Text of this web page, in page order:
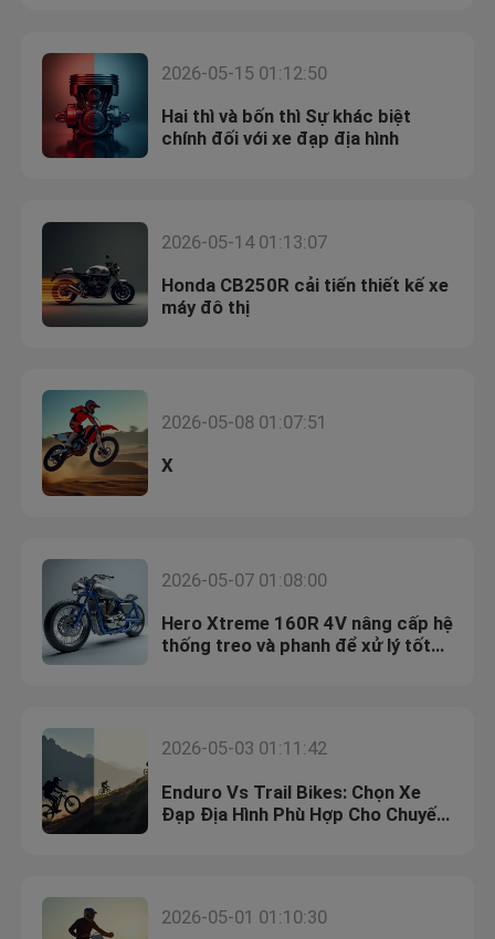
2026-05-15 01:12:50
Hai thì và bốn thì Sự khác biệt
chính đối với xe đạp địa hình
2026-05-14 01:13:07
Honda CB250R cải tiến thiết kế xe
máy đô thị
2026-05-08 01:07:51
X
2026-05-07 01:08:00
Hero Xtreme 160R 4V nâng cấp hệ
thống treo và phanh để xử lý tốt
2026-05-03 01:11:42
Enduro Vs Trail Bikes: Chọn Xe
Đạp Địa Hình Phù Hợp Cho Chuyến
2026-05-01 01:10:30